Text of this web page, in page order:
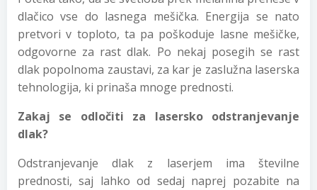
dlačico vse do lasnega mešička. Energija se nato
pretvori v toploto, ta pa poškoduje lasne mešičke,
odgovorne za rast dlak. Po nekaj posegih se rast
dlak popolnoma zaustavi, za kar je zaslužna laserska
tehnologija, ki prinaša mnoge prednosti.
Zakaj se odločiti za lasersko odstranjevanje
dlak?
Odstranjevanje dlak z laserjem ima številne
prednosti, saj lahko od sedaj naprej pozabite na